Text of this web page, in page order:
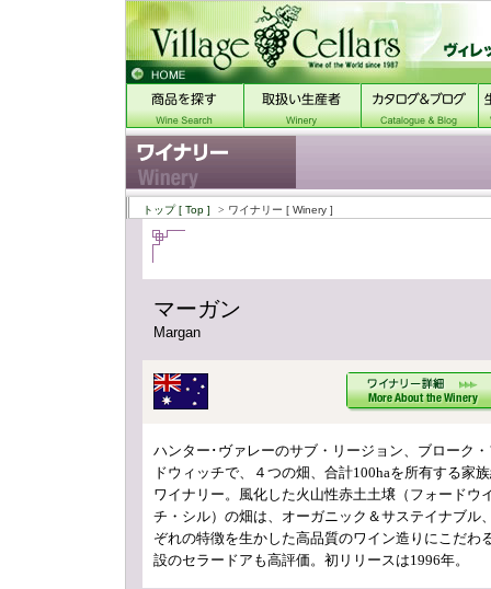
トップ[ Top ] > ワイナリー [ Winery ]
マーガン
Margan
ハンター･ヴァレーのサブ・リージョン、ブローク
ドウィッチで、４つの畑、合計100haを所有する家
ワイナリー。風化した火山性赤土土壌（フォードウ
チ・シル）の畑は、オーガニック＆サステイナブル
ぞれの特徴を生かした高品質のワイン造りにこだわ
設のセラードアも高評価。初リリースは1996年。